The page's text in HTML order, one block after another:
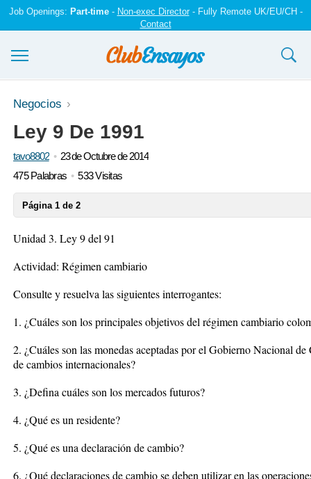
Job Openings: Part-time- Non-exec Director- Fully Remote UK/EU/CH -
Contact
Ensayos y trabajos
Registrarse
Iniciar sesión
Negocios
Ley 9 De 1991
tavo8802
23 de Octubre de 2014
475 Palabras
533 Visitas
Página 1 de 2
Unidad 3. Ley 9 del 91
Actividad: Régimen cambiario
Consulte y resuelva las siguientes interrogantes:
1. ¿Cuáles son los principales objetivos del régimen cambiario
2. ¿Cuáles son las monedas aceptadas por el Gobierno Nacional
de cambios internacionales?
3. ¿Defina cuáles son los mercados futuros?
4. ¿Qué es un residente?
5. ¿Qué es una declaración de cambio?
6. ¿Qué declaraciones de cambio se deben utilizar en las